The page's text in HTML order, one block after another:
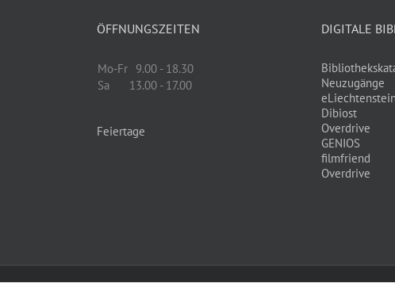
ÖFFNUNGSZEITEN
Mo-Fr 9.00 - 18.30
Sa
13.00 - 17.00
Feiertage
DIGITALE
Neuzugänge
Dibiost
Overdrive
GENIOS
filmfriend
Overdrive